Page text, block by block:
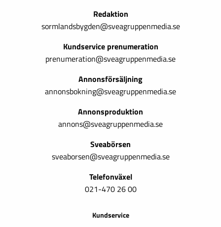
Redaktion
sormlandsbygden@sveagruppenmedia.se
Kundservice prenumeration
prenumeration@sveagruppenmedia.se
Annonsförsäljning
annonsbokning@sveagruppenmedia.se
Annonsproduktion
annons@sveagruppenmedia.se
Sveabörsen
sveaborsen@sveagruppenmedia.se
Telefonväxel
021-470 26 00
Kundservice